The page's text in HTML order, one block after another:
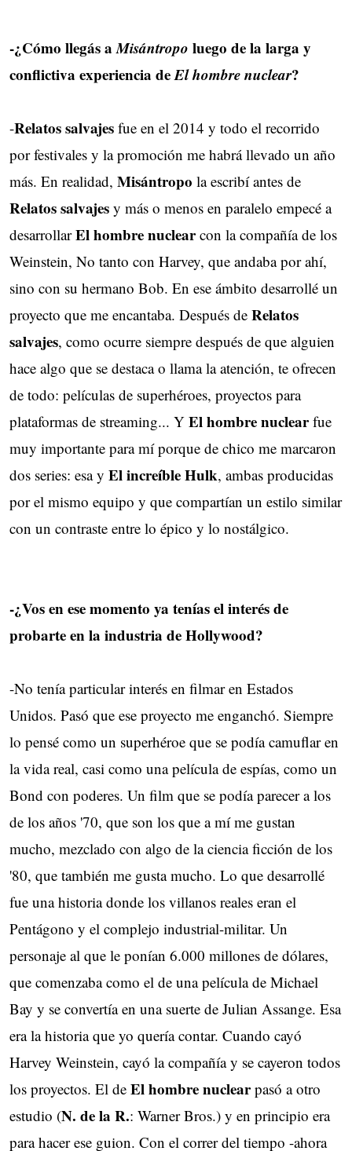
-¿Cómo llegás aMisántropo luego de la larga y
conflictiva experiencia deEl hombre nuclear?
-Relatos salvajes fue en el 2014 y todo el recorrido
por festivales y la promoción me habrá llevado un año
más. En realidad, Misántropo la escribí antes de
Relatos salvajes y más o menos en paralelo empecé a
desarrollarEl hombre nuclearcon la compañía de los
Weinstein, No tanto con Harvey, que andaba por ahí,
sino con su hermano Bob. En ese ámbito desarrollé un
proyecto que me encantaba. Después de Relatos
salvajes, como ocurre siempre después de que alguien
hace algo que se destaca o llama la atención, te ofrecen
de todo: películas de superhéroes, proyectos para
plataformas de streaming... Y El hombre nuclearfue
muy importante para mí porque de chico me marcaron
dos series: esa y El increíble Hulk, ambas producidas
por el mismo equipo y que compartían un estilo similar
con un contraste entre lo épico y lo nostálgico.
-¿Vos en ese momento ya tenías el interés de
probarte en la industria de Hollywood?
-No tenía particular interés en filmar en Estados
Unidos. Pasó que ese proyecto me enganchó. Siempre
lo pensé como un superhéroe que se podía camuflar en
la vida real, casi como una película de espías, como un
Bond con poderes. Un film que se podía parecer a los
de los años '70, que son los que a mí me gustan
mucho, mezclado con algo de la ciencia ficción de los
'80, que también me gusta mucho. Lo que desarrollé
fue una historia donde los villanos reales eran el
Pentágono y el complejo industrial-militar. Un
personaje al que le ponían 6.000 millones de dólares,
que comenzaba como el de una película de Michael
Bay y se convertía en una suerte de Julian Assange. Esa
era la historia que yo quería contar. Cuando cayó
Harvey Weinstein, cayó la compañía y se cayeron todos
los proyectos. El de El hombre nuclearpasó a otro
estudio (N. de la R.: Warner Bros.) y en principio era
para hacer ese guion. Con el correr del tiempo -ahora